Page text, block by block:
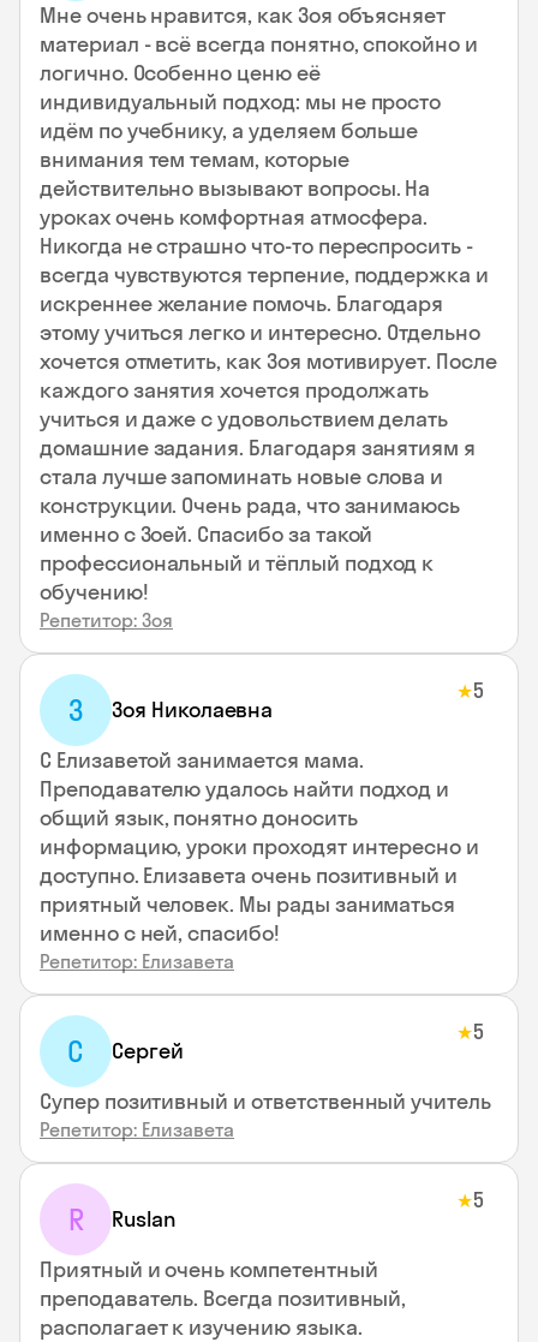
Мне очень нравится, как Зоя объясняет
материал - всё всегда понятно, спокойно и
логично. Особенно ценю её
индивидуальный подход: мы не просто
идём по учебнику, а уделяем больше
внимания тем темам, которые
действительно вызывают вопросы. На
уроках очень комфортная атмосфера.
Никогда не страшно что-то переспросить -
всегда чувствуются терпение, поддержка и
искреннее желание помочь. Благодаря
этому учиться легко и интересно. Отдельно
хочется отметить, как Зоя мотивирует. После
каждого занятия хочется продолжать
учиться и даже с удовольствием делать
домашние задания. Благодаря занятиям я
стала лучше запоминать новые слова и
конструкции. Очень рада, что занимаюсь
именно с Зоей. Спасибо за такой
профессиональный и тёплый подход к
обучению!
Репетитор: Зоя
З Зоя Николаевна
★5
С Елизаветой занимается мама.
Преподавателю удалось найти подход и
общий язык, понятно доносить
информацию, уроки проходят интересно и
доступно. Елизавета очень позитивный и
приятный человек. Мы рады заниматься
именно с ней, спасибо!
Репетитор: Елизавета
С Сергей
★5
Супер позитивный и ответственный учитель
Репетитор: Елизавета
R Ruslan
★5
Приятный и очень компетентный
преподаватель. Всегда позитивный,
располагает к изучению языка.